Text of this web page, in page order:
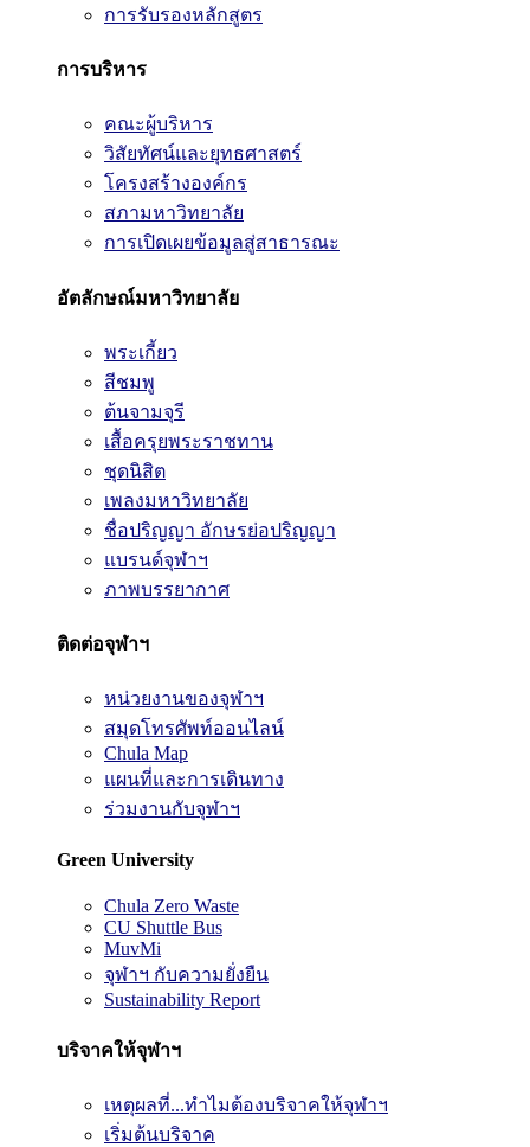
การรับรองหลักสูตร
การบริหาร
คณะผู้บริหาร
วิสัยทัศน์และยุทธศาสตร์
โครงสร้างองค์กร
สภามหาวิทยาลัย
การเปิดเผยข้อมูลสู่สาธารณะ
อัตลักษณ์มหาวิทยาลัย
พระเกี้ยว
สีชมพู
ต้นจามจุรี
เสื้อครุยพระราชทาน
ชุดนิสิต
เพลงมหาวิทยาลัย
ชื่อปริญญา อักษรย่อปริญญา
แบรนด์จุฬาฯ
ภาพบรรยากาศ
ติดต่อจุฬาฯ
หน่วยงานของจุฬาฯ
สมุดโทรศัพท์ออนไลน์
Chula Map
แผนที่และการเดินทาง
ร่วมงานกับจุฬาฯ
Green University
Chula Zero Waste
CU Shuttle Bus
MuvMi
จุฬาฯ กับความยั่งยืน
Sustainability Report
บริจาคให้จุฬาฯ
เหตุผลที่...ทำไมต้องบริจาคให้จุฬาฯ
เริ่มต้นบริจาค